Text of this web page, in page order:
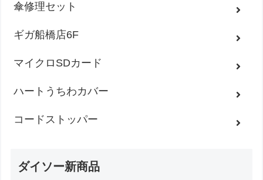
傘修理セット
ギガ船橋店6F
マイクロSDカード
ハートうちわカバー
コードストッパー
ダイソー新商品